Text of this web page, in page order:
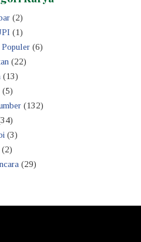
(2)
(1)
(6)
(22)
(13)
(5)
(132)
(3)
(2)
(29)